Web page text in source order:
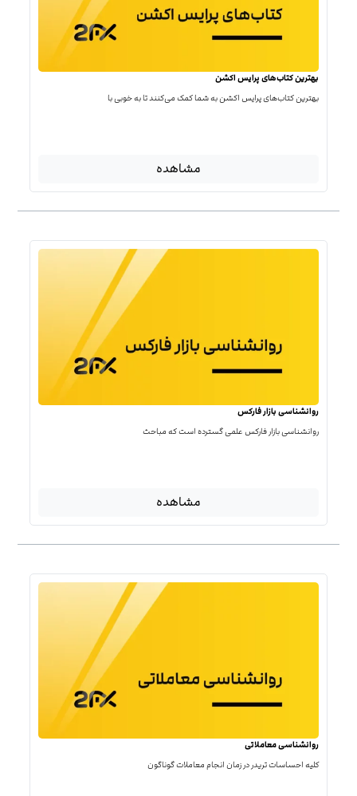
بهترین کتاب‌‌های پرایس اکشن
بهترین کتاب‌‌های پرایس اکشن به شما کمک می‌کنند تا به خوبی با
مشاهده
روانشناسی بازار فارکس
روانشناسی بازار فارکس علمی گسترده است که مباحث
مشاهده
روانشناسی معاملاتی
کلیه احساسات تریدر در زمان انجام معاملات گوناگون